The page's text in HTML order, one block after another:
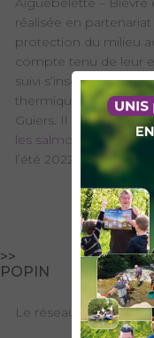
>>
POPIN
réalisée en
protection du milieu
compte tenu de leur
suivi s’inscrit dans
thermique sur le long
Guiers. Il complète
les salmonidés
l’été 2022.
LA
Le réseau du SIAGA